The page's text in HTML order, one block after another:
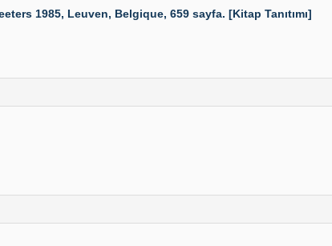
1985, Leuven, Belgique, 659 sayfa. [Kitap Tanıtımı]